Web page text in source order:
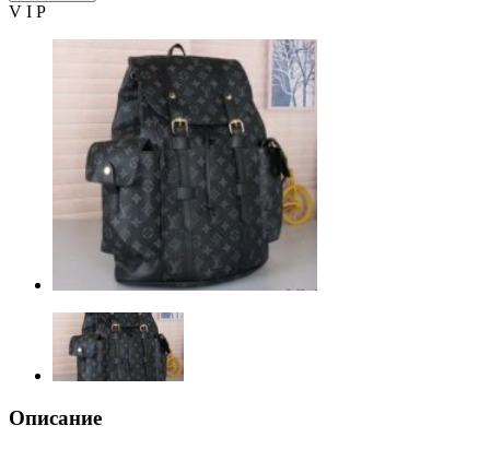
V I P
Описание